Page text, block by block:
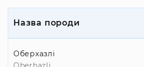
Назва породи
Оберхазлі